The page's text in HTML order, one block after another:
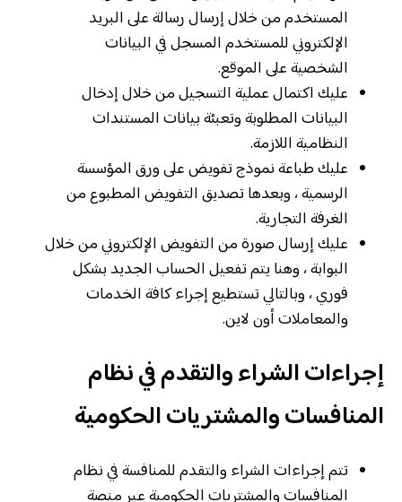
المستخدم من خلال إرسال رسالة على البريد
الإلكتروني للمستخدم المسجل في البيانات
الشخصية على الموقع.
عليك اكتمال عملية التسجيل من خلال إدخال
البيانات المطلوبة وتعبئة بيانات المستندات
النظامية اللازمة.
عليك طباعة نموذج تفويض على ورق المؤسسة
الرسمية ، وبعدها تصديق التفويض المطبوع من
الغرفة التجارية.
عليك إرسال صورة من التفويض الإلكتروني من خلال
البوابة ، وهنا يتم تفعيل الحساب الجديد بشكل
فوري ، وبالتالي تستطيع إجراء كافة الخدمات
والمعاملات أون لاين.
إجراءات الشراء والتقدم في نظام
المنافسات والمشتريات الحكومية
تتم إجراءات الشراء والتقدم للمنافسة في نظام